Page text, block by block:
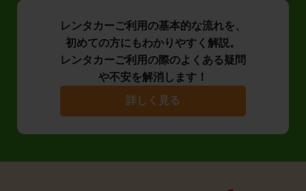
レンタカーご利用の基本的な流れを、
初めての方にもわかりやすく解説。
レンタカーご利用の際のよくある疑問
や不安を解消します！
詳しく見る